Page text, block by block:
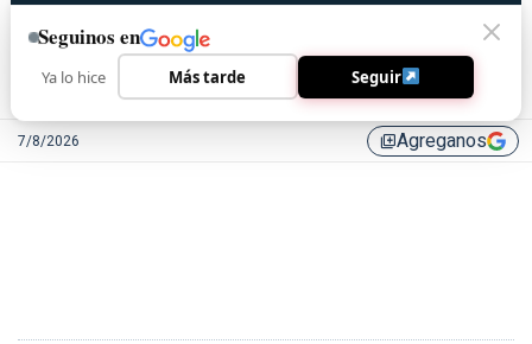
7/8/2026 library_addAgreganos
Seguinos en
Ya lo hice Más tarde Seguir